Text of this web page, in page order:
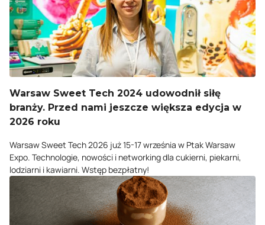
Warsaw Sweet Tech 2024 udowodnił siłę
branży. Przed nami jeszcze większa edycja w
2026 roku
Warsaw Sweet Tech 2026 już 15-17 września w Ptak Warsaw
Expo. Technologie, nowości i networking dla cukierni, piekarni,
lodziarni i kawiarni. Wstęp bezpłatny!